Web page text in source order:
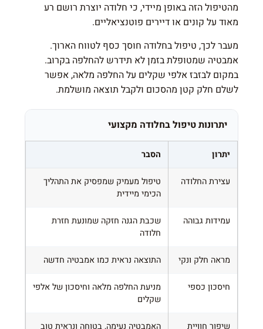
מהטיפול הזה באופן מיידי, כי חלודה יוצרת רושם רע
מאוד על קונים או דיירים פוטנציאליים.
מעבר לכך, טיפול בחלודה חוסך כסף לטווח הארוך.
אמבטיה שמטופלת בזמן לא תידרש להחלפה בקרוב.
במקום לבזבז אלפי שקלים על החלפה מלאה, אפשר
לשלם חלק קטן מהסכום ולקבל תוצאה מושלמת.
יתרונות טיפול בחלודה מקצועי
יתרון הסבר
עצירת החלודה
טיפול מעמיק שמפסיק את התהליך
הכימי מיידית
עמידות גבוהה
שכבת הגנה חזקה שמונעת חזרת
חלודה
מראה חלק ונקי התוצאה נראית כמו אמבטיה חדשה
חיסכון כספי
מניעת החלפה מלאה וחיסכון של אלפי
שקלים
שיפור חוויית
האמבטיה נעימה, בטוחה ונראית טוב